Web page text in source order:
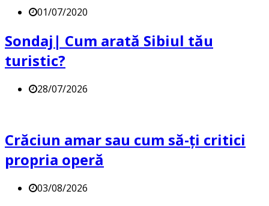
01/07/2020
Sondaj| Cum arată Sibiul tău
turistic?
28/07/2026
Crăciun amar sau cum să-ți critici
propria operă
03/08/2026